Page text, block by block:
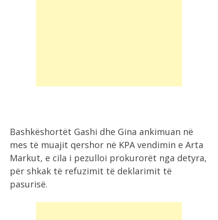
Bashkëshortët Gashi dhe Gina ankimuan në
mes të muajit qershor në KPA vendimin e Arta
Markut, e cila i pezulloi prokurorët nga detyra,
për shkak të refuzimit të deklarimit të
pasurisë.